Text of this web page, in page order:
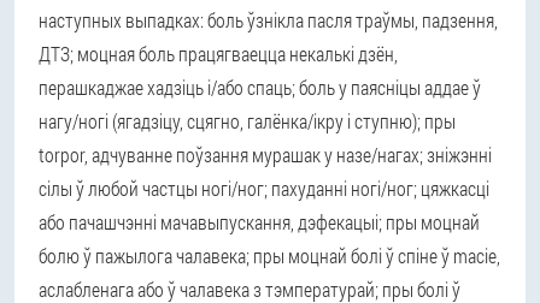
наступных выпадках: боль ўзнікла пасля траўмы, падзення,
ДТЗ; моцная боль працягваецца некалькі дзён,
перашкаджае хадзіць і/або спаць; боль у паясніцы аддае ў
нагу/ногі (ягадзіцу, сцягно, галёнка/ікру і ступню); пры
torpor, адчуванне поўзання мурашак у назе/нагах; зніжэнні
сілы ў любой частцы ногі/ног; пахуданні ногі/ног; цяжкасці
або пачашчэнні мачавыпускання, дэфекацыі; пры моцнай
болю ў пажылога чалавека; пры моцнай болі ў спіне ў macie,
аслабленага або ў чалавека з тэмпературай; пры болі ў